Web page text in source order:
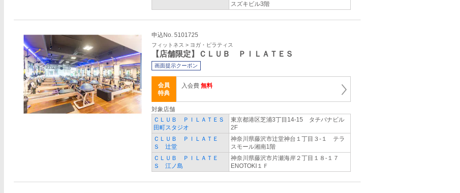
スズキビル3階
申込No. 5101725
フィットネス > ヨガ・ピラティス
【店舗限定】ＣＬＵＢ ＰＩＬＡＴＥＳ
画面提示クーポン
会員
特典
入会費 無料
対象店舗
ＣＬＵＢ ＰＩＬＡＴＥＳ
田町スタジオ
東京都港区芝浦3丁目14-15 タチバナビル
2F
ＣＬＵＢ ＰＩＬＡＴＥ
Ｓ 辻堂
神奈川県藤沢市辻堂神台１丁目３-１ テラ
スモール湘南1階
ＣＬＵＢ ＰＩＬＡＴＥ
Ｓ 江ノ島
神奈川県藤沢市片瀬海岸２丁目１８-１７
ENOTOKI１Ｆ